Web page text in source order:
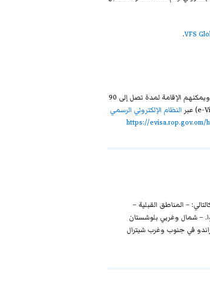
VFS
.
يعفى المواطنون العُمانيون من تأشيرة الدخول إلى جمهورية باكستان الإسلامية للزيارات القصيرة بغرض السياحة أو الأعمال، ويمكنهم الإقامة لمدة تصل إلى 90
النظام الإلكتروني الرسمي
https://evisa.rop.gov.om/
– المناطق القبلية –
– شمال وغربي بلوشستان
في جنوب وغرب شيترال